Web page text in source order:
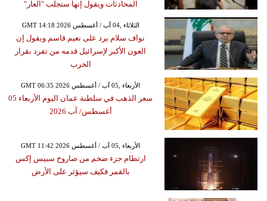
المحادثات ويقول إنها ستجلب "العار"
GMT 14:18 2026 الثلاثاء ,04 آب / أغسطس
نواف سلام يرد على نعيم قاسم ويقول إن
العون الأكبر لإسرائيل قدمه من تفرد بقرار
الحرب
GMT 06:35 2026 الأربعاء ,05 آب / أغسطس
سعر الذهب في سلطنة عمان اليوم الأربعاء 05
أغسطس/ آب 2026
GMT 11:42 2026 الأربعاء ,05 آب / أغسطس
ارتطام جزء ضخم من صاروخ سبيس إكس
بالقمر فكيف سيؤثر على الأرض